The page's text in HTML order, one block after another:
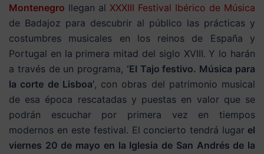
Montenegro llegan al XXXIII Festival Ibérico de Música
de Badajoz para descubrir al público las prácticas y
costumbres musicales en los reinos de España y
Portugal en la primera mitad del siglo XVIII. Y lo harán
a través de un programa, ‘El Tajo festivo. Música para
la corte de Lisboa’, con obras del patrimonio musical
de esa época rescatadas y puestas en valor que se
podrán escuchar por primera vez en tiempos
modernos en este festival. El concierto tendrá lugar el
viernes 20 de mayo en la Iglesia de San Andrés de la